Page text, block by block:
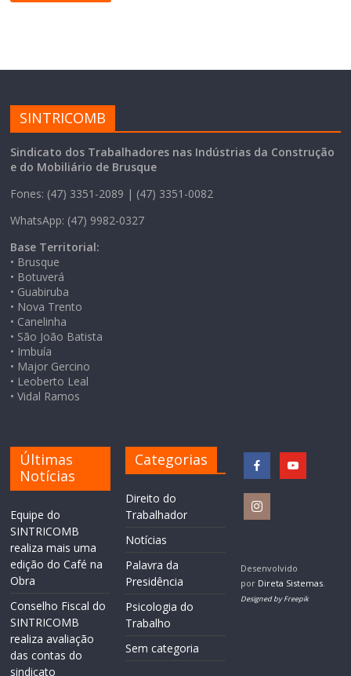
SINTRICOMB
Sindicato dos Trabalhadores nas Indústrias da Construção
e do Mobiliário de Brusque
Fones: (47) 3351-2089 | (47) 3351-0082
WhatsApp: (47) 9982-0327
Base Territorial:
• Brusque
• Botuverá
• Guabiruba
• Nova Trento
• Canelinha
• São João Batista
• Imbuía
• Major Gercino
• Leoberto Leal
• Vidal Ramos
Últimas
Notícias
Equipe do
SINTRICOMB
realiza mais uma
edição do Café na
Obra
Conselho Fiscal do
SINTRICOMB
realiza avaliação
das contas do
sindicato
Categorias
Direito do
Trabalhador
Notícias
Palavra da
Presidência
Psicologia do
Trabalho
Sem categoria
Desenvolvido
por Direta Sistemas.
Designed by Freepik